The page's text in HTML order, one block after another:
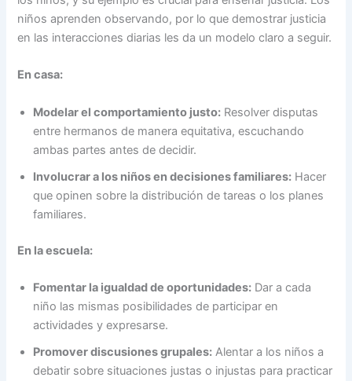
niños aprenden observando, por lo que demostrar justicia
en las interacciones diarias les da un modelo claro a seguir.
En casa:
Modelar el comportamiento justo: Resolver disputas
entre hermanos de manera equitativa, escuchando
ambas partes antes de decidir.
Involucrar a los niños en decisiones familiares: Hacer
que opinen sobre la distribución de tareas o los planes
familiares.
En la escuela:
Fomentar la igualdad de oportunidades: Dar a cada
niño las mismas posibilidades de participar en
actividades y expresarse.
Promover discusiones grupales: Alentar a los niños a
debatir sobre situaciones justas o injustas para practicar